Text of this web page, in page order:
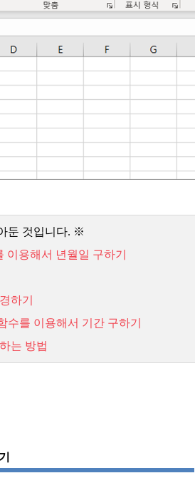
둔 것입니다. ※
이용해서 년월일 구하기
하기
수를 이용해서 기간 구하기
는 방법